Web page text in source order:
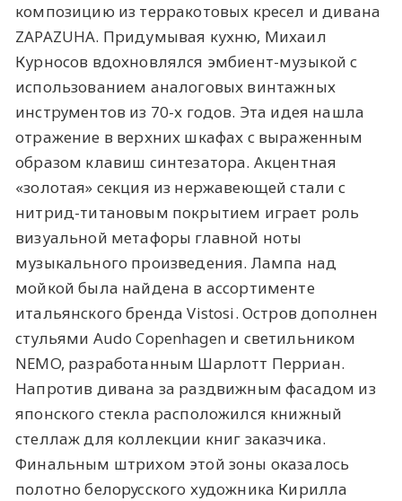
композицию из терракотовых кресел и дивана
ZAPAZUHA. Придумывая кухню, Михаил
Курносов вдохновлялся эмбиент-музыкой с
использованием аналоговых винтажных
инструментов из 70-х годов. Эта идея нашла
отражение в верхних шкафах с выраженным
образом клавиш синтезатора. Акцентная
«золотая» секция из нержавеющей стали с
нитрид-титановым покрытием играет роль
визуальной метафоры главной ноты
музыкального произведения. Лампа над
мойкой была найдена в ассортименте
итальянского бренда Vistosi. Остров дополнен
стульями Audo Copenhagen и светильником
NEMO, разработанным Шарлотт Перриан.
Напротив дивана за раздвижным фасадом из
японского стекла расположился книжный
стеллаж для коллекции книг заказчика.
Финальным штрихом этой зоны оказалось
полотно белорусского художника Кирилла